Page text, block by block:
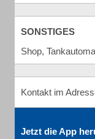
SONSTIGES
Shop,
Kontakt im
Jetzt die App